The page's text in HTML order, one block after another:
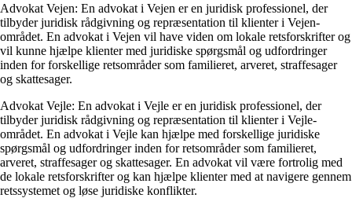
Advokat Vejen: En advokat i Vejen er en juridisk professionel, der
tilbyder juridisk rådgivning og repræsentation til klienter i Vejen-
området. En advokat i Vejen vil have viden om lokale retsforskrifter og
vil kunne hjælpe klienter med juridiske spørgsmål og udfordringer
inden for forskellige retsområder som familieret, arveret, straffesager
og skattesager.
Advokat Vejle: En advokat i Vejle er en juridisk professionel, der
tilbyder juridisk rådgivning og repræsentation til klienter i Vejle-
området. En advokat i Vejle kan hjælpe med forskellige juridiske
spørgsmål og udfordringer inden for retsområder som familieret,
arveret, straffesager og skattesager. En advokat vil være fortrolig med
de lokale retsforskrifter og kan hjælpe klienter med at navigere gennem
retssystemet og løse juridiske konflikter.